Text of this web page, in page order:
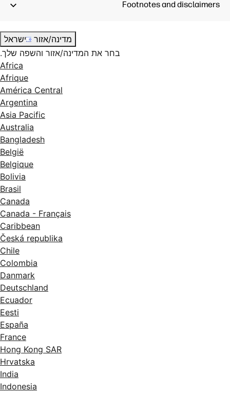
Footnotes and disclaimers
מדינה/אזור
ישראל
בחר את המדינה/אזור והשפה שלך.
Africa
Afrique
América Central
Argentina
Asia Pacific
Australia
Bangladesh
België
Belgique
Bolivia
Brasil
Canada
Canada - Français
Caribbean
Česká republika
Chile
Colombia
Danmark
Deutschland
Ecuador
Eesti
España
France
Hong Kong SAR
Hrvatska
India
Indonesia